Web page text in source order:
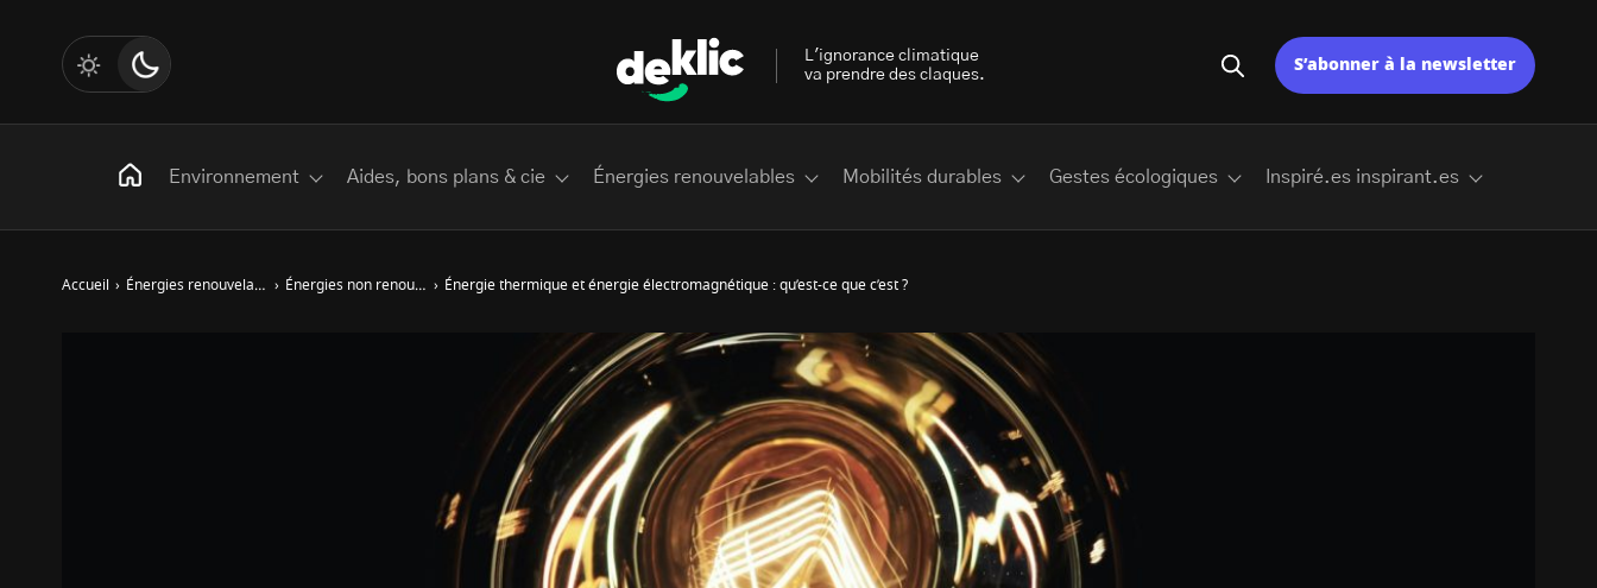
Accueil › Énergies renouvelables › Énergies non renouvelables › Énergie thermique et énergie électromagnétique : qu’est-ce que c’est ?
L'ignorance climatique
va prendre des claques.
S’abonner à la newsletter
Environnement Aides, bons plans & cie Énergies renouvelables Mobilités durables Gestes écologiques Inspiré.es inspirant.es
Les mots clés les plus recherchés sur Deklic
Transition Écologique deklic kids interview Volte-face influenceur.se